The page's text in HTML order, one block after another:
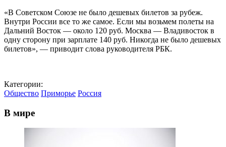
«В Советском Союзе не было дешевых билетов за рубеж.
Внутри России все то же самое. Если мы возьмем полеты на
Дальний Восток — около 120 руб. Москва — Владивосток в
одну сторону при зарплате 140 руб. Никогда не было дешевых
билетов», — приводит слова руководителя РБК.
Категории:
Общество Приморье Россия
В мире